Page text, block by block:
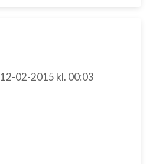
12-02-2015 kl. 00:03